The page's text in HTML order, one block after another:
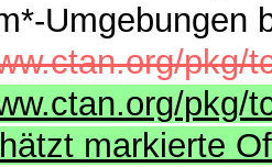
Umgebungen
pkg/
pkg/
markierte